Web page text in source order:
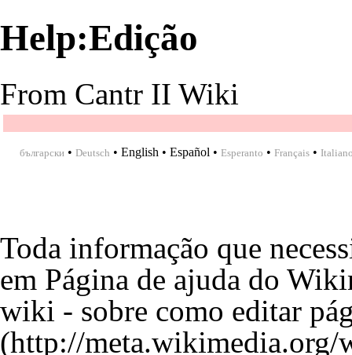
Help:Edição
From Cantr II Wiki
български• Deutsch • English • Español • Esperanto • Français•
Toda informação que
em Página de ajuda do
wiki - sobre como editar